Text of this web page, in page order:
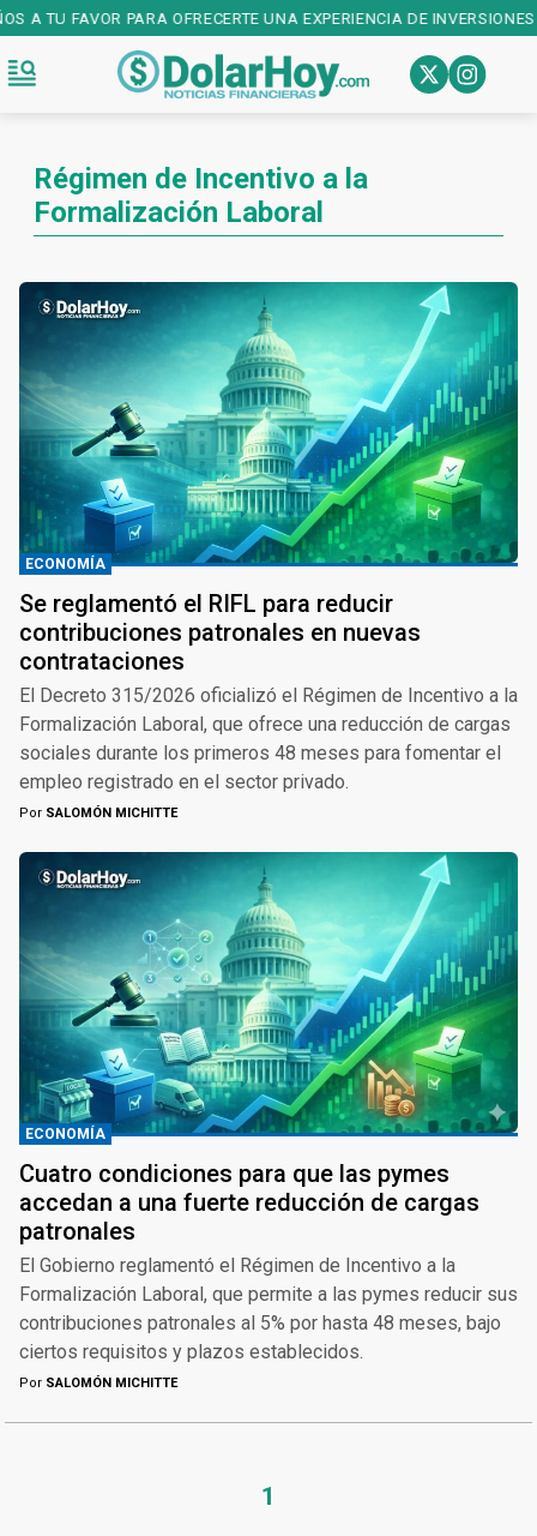
TU FAVOR PARA OFRECERTE UNA EXPERIENCIA DE INVERSIONES
Régimen de Incentivo a la
Formalización Laboral
ECONOMÍA
Se reglamentó el RIFL para reducir
contribuciones patronales en nuevas
contrataciones
El Decreto 315/2026 oficializó el Régimen de Incentivo a la
Formalización Laboral, que ofrece una reducción de cargas
sociales durante los primeros 48 meses para fomentar el
empleo registrado en el sector privado.
Por SALOMÓN MICHITTE
ECONOMÍA
Cuatro condiciones para que las pymes
accedan a una fuerte reducción de cargas
patronales
El Gobierno reglamentó el Régimen de Incentivo a la
Formalización Laboral, que permite a las pymes reducir sus
contribuciones patronales al 5% por hasta 48 meses, bajo
ciertos requisitos y plazos establecidos.
Por SALOMÓN MICHITTE
1